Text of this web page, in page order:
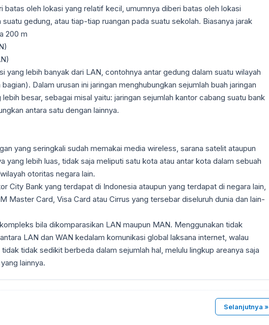
batas oleh lokasi yang relatif kecil, umumnya diberi batas oleh lokasi
gedung, atau tiap-tiap ruangan pada suatu sekolah. Biasanya jarak
200 m
yang lebih banyak dari LAN, contohnya antar gedung dalam suatu wilayah
Dalam urusan ini jaringan menghubungkan sejumlah buah jaringan
besar, sebagai misal yaitu: jaringan sejumlah kantor cabang suatu bank
antara satu dengan lainnya.
yang seringkali sudah memakai media wireless, sarana satelit ataupun
yang lebih luas, tidak saja meliputi satu kota atau antar kota dalam sebuah
otoritas negara lain.
City Bank yang terdapat di Indonesia ataupun yang terdapat di negara lain,
Master Card, Visa Card atau Cirrus yang tersebar diseluruh dunia dan lain-
bila dikomparasikan LAN maupun MAN. Menggunakan tidak
LAN dan WAN kedalam komunikasi global laksana internet, walau
tidak sedikit berbeda dalam sejumlah hal, melulu lingkup areanya saja
lainnya.
Selanjutnya »